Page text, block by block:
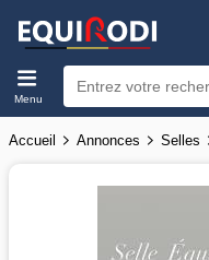
Menu
Accueil Annonces Selles